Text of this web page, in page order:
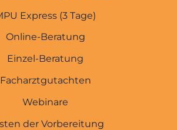
Express (3 Tage)
Online-Beratung
Einzel-Beratung
Facharztgutachten
Webinare
der Vorbereitung